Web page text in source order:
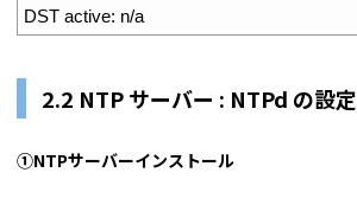
DST active: n/a
2.2 NTP サーバー : NTPd の設定
①NTPサーバーインストール